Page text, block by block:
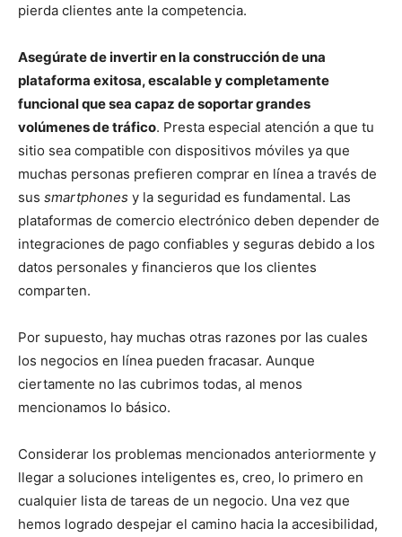
pierda clientes ante la competencia.
Asegúrate de invertir en la construcción de una
plataforma exitosa, escalable y completamente
funcional que sea capaz de soportar grandes
volúmenes de tráfico. Presta especial atención a que tu
sitio sea compatible con dispositivos móviles ya que
muchas personas prefieren comprar en línea a través de
sus smartphones y la seguridad es fundamental. Las
plataformas de comercio electrónico deben depender de
integraciones de pago confiables y seguras debido a los
datos personales y financieros que los clientes
comparten.
Por supuesto, hay muchas otras razones por las cuales
los negocios en línea pueden fracasar. Aunque
ciertamente no las cubrimos todas, al menos
mencionamos lo básico.
Considerar los problemas mencionados anteriormente y
llegar a soluciones inteligentes es, creo, lo primero en
cualquier lista de tareas de un negocio. Una vez que
hemos logrado despejar el camino hacia la accesibilidad,